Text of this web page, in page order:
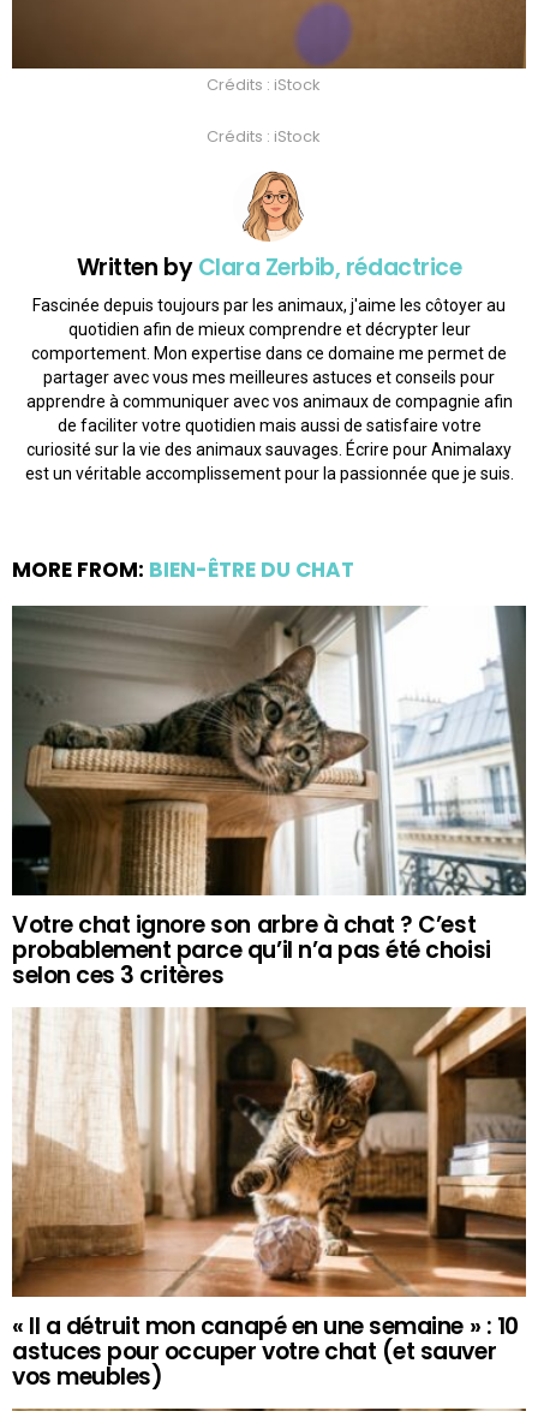
Crédits : iStock
Crédits : iStock
Written byClara Zerbib, rédactrice
Fascinée depuis toujours par les animaux, j'aime les côtoyer au
quotidien afin de mieux comprendre et décrypter leur
comportement. Mon expertise dans ce domaine me permet de
partager avec vous mes meilleures astuces et conseils pour
apprendre à communiquer avec vos animaux de compagnie afin
de faciliter votre quotidien mais aussi de satisfaire votre
curiosité sur la vie des animaux sauvages. Écrire pour Animalaxy
est un véritable accomplissement pour la passionnée que je suis.
MORE FROM: BIEN-ÊTRE DU CHAT
Votre chat ignore son arbre à chat ? C’est
probablement parce qu’il n’a pas été choisi
selon ces 3 critères
« Il a détruit mon canapé en une semaine » : 10
astuces pour occuper votre chat (et sauver
vos meubles)